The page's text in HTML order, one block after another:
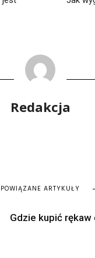
Redakcja
POWIĄZANE ARTYKUŁY
Gdzie kupić rękaw